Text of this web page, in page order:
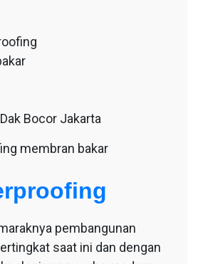
membran bakar
pembangunan
saat ini dan dengan